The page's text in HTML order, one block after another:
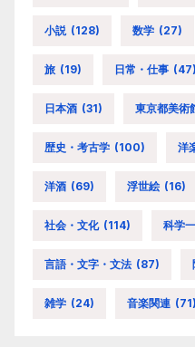
小説 (128) 数学 (27)
旅 (19) 日常・仕事 (47)
日本酒 (31) 東京都美術
歴史・考古学 (100) 洋
洋酒 (69) 浮世絵 (16)
社会・文化 (114) 科学
言語・文字・文法 (87)
雑学 (24) 音楽関連 (71)